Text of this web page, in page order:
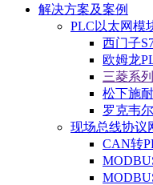
解决方案及案例
PLC以太网模
西门子
欧姆龙
三菱系
松下施
罗克韦
现场总线协议
CAN转